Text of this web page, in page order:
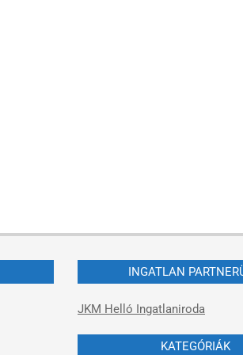
INGATLAN
JKM Helló Ingatlaniroda
KATEGÓRIÁK